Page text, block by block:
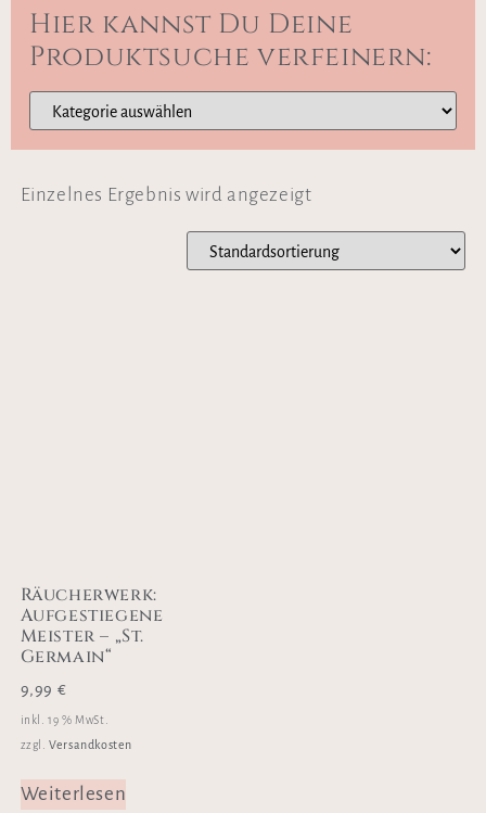
Hier kannst Du Deine
Produktsuche verfeinern:
Einzelnes Ergebnis wird angezeigt
Räucherwerk:
Aufgestiegene
Meister – „St.
Germain“
9,99 €
inkl. 19 % MwSt.
zzgl.Versandkosten
Weiterlesen